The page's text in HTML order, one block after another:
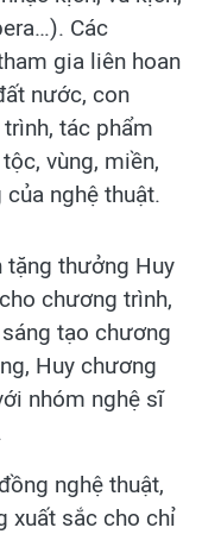
Các
gia liên hoan
nước, con
tác phẩm
vùng, miền,
nghệ thuật.
tặng thưởng Huy
chương trình,
tạo chương
Huy chương
nhóm nghệ sĩ
nghệ thuật,
xuất sắc cho chỉ